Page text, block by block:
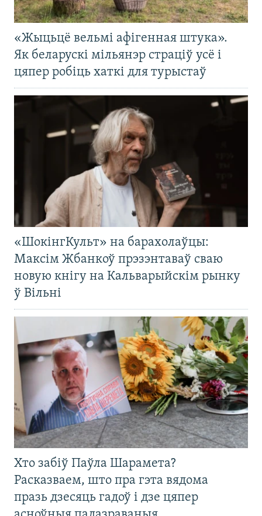
«Жыцьцё вельмі афігенная штука».
Як беларускі мільянэр страціў усё і
цяпер робіць хаткі для турыстаў
«ШокінгКульт» на барахолаўцы:
Максім Жбанкоў прэзэнтаваў сваю
новую кнігу на Кальварыйскім рынку
ў Вільні
Хто забіў Паўла Шарамета?
Расказваем, што пра гэта вядома
празь дзесяць гадоў і дзе цяпер